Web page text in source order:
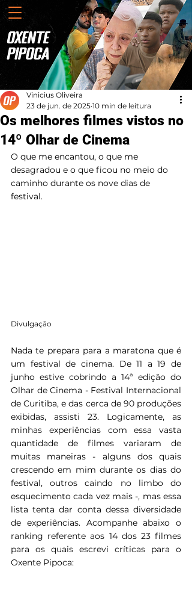
Os melhores filmes vistos no
14º Olhar de Cinema
Vinicius Oliveira
23 de jun. de 2025 10 min de leitura
O que me encantou, o que me
desagradou e o que ficou no meio do
caminho durante os nove dias de
festival.
Divulgação
Nada te prepara para a maratona que é
um festival de cinema. De 11 a 19 de
junho estive cobrindo a 14ª edição do
Olhar de Cinema - Festival Internacional
de Curitiba, e das cerca de 90 produções
exibidas, assisti 23. Logicamente, as
minhas experiências com essa vasta
quantidade de filmes variaram de
muitas maneiras - alguns dos quais
crescendo em mim durante os dias do
festival, outros caindo no limbo do
esquecimento cada vez mais -, mas essa
lista tenta dar conta dessa diversidade
de experiências. Acompanhe abaixo o
ranking referente aos 14 dos 23 filmes
para os quais escrevi críticas para o
Oxente Pipoca: